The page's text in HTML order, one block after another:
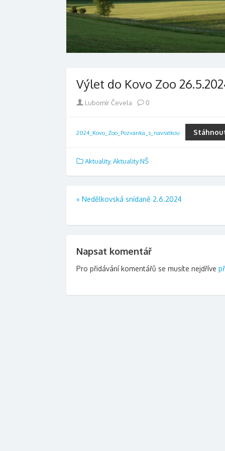
Výlet do Kovo Zoo
Author
Lubomír Čevela 0
2024_Kovo_Zoo_Pozvanka_s_navratkou
Aktuality, Aktuality NŠ
Navigace
« Nedělkovská snídaně 2.6.2024
Napsat komentář
Pro přidávání komentářů se musíte nejdříve